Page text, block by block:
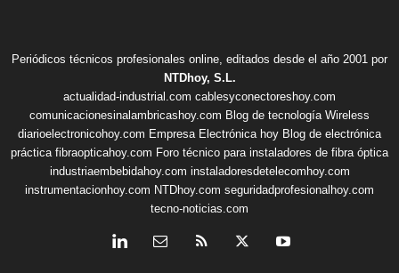
Periódicos técnicos profesionales online, editados desde el año 2001 por
NTDhoy, S.L.
actualidad-industrial.com cablesyconectoreshoy.com
comunicacionesinalambricashoy.com Blog de tecnología Wireless
diarioelectronicohoy.com Empresa Electrónica hoy Blog de electrónica
práctica fibraopticahoy.com Foro técnico para instaladores de fibra óptica
industriaembebidahoy.com instaladoresdetelecomhoy.com
instrumentacionhoy.com NTDhoy.com seguridadprofesionalhoy.com
tecno-noticias.com